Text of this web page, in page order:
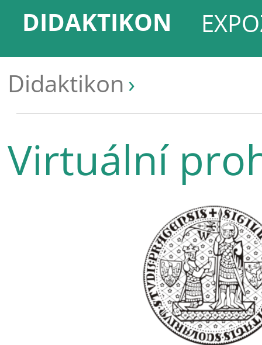
DIDAKTIKON
Didaktikon
Virtuální